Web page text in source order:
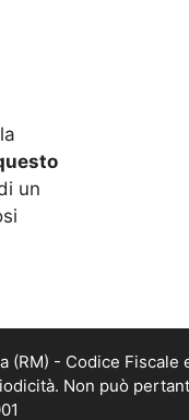
un
- Codice Fiscale
Non può